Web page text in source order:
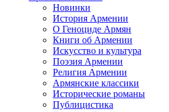
Новинки
История Армении
О Геноциде Армян
Книги об Армении
Иcкусство и культура
Поэзия Армении
Религия Армении
Армянские классики
Исторические романы
Публицистика